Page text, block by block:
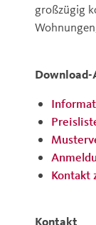
großzügig
Kontakt
Kontakt